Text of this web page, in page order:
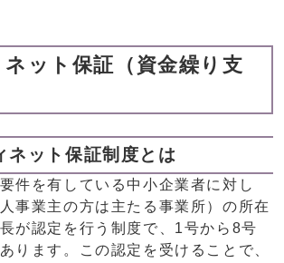
ット保証（資金繰り支
ネット保証制度とは
件を有している中小企業者に対し
事業主の方は主たる事業所）の所在
が認定を行う制度で、1号から8号
ります。この認定を受けることで、